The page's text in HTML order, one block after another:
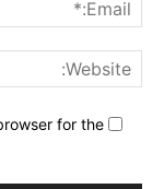
for the